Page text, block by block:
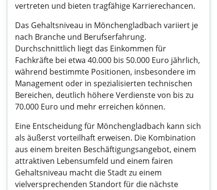
vertreten und bieten tragfähige Karrierechancen.
Das Gehaltsniveau in Mönchengladbach variiert je
nach Branche und Berufserfahrung.
Durchschnittlich liegt das Einkommen für
Fachkräfte bei etwa 40.000 bis 50.000 Euro jährlich,
während bestimmte Positionen, insbesondere im
Management oder in spezialisierten technischen
Bereichen, deutlich höhere Verdienste von bis zu
70.000 Euro und mehr erreichen können.
Eine Entscheidung für Mönchengladbach kann sich
als äußerst vorteilhaft erweisen. Die Kombination
aus einem breiten Beschäftigungsangebot, einem
attraktiven Lebensumfeld und einem fairen
Gehaltsniveau macht die Stadt zu einem
vielversprechenden Standort für die nächste